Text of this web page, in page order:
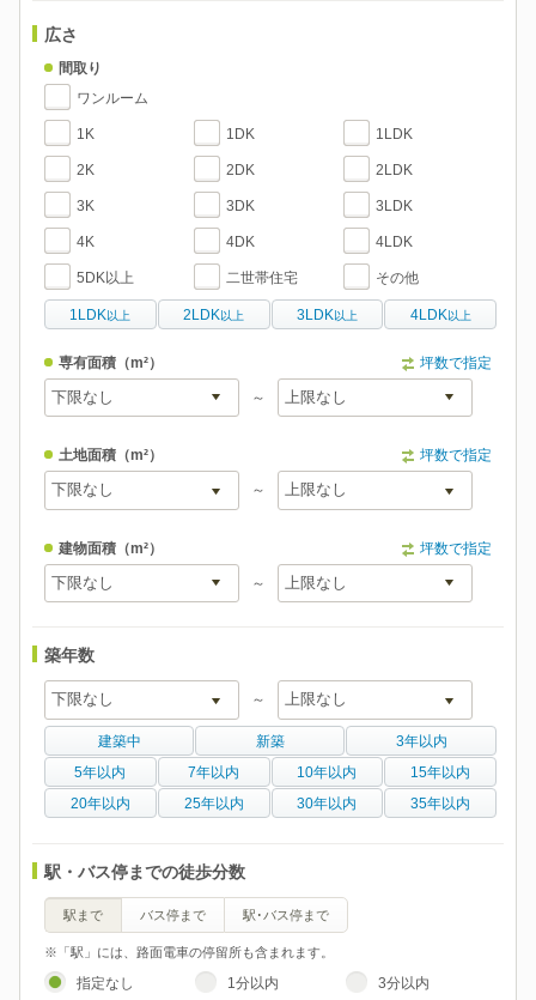
広さ
間取り
ワンルーム
1K 1DK 1LDK
2K 2DK 2LDK
3K 3DK 3LDK
4K 4DK 4LDK
5DK以上 二世帯住宅 その他
1LDK 以上 2LDK 以上 3LDK 以上 4LDK 以上
専有面積（m²） 坪数で指定
～
土地面積（m²） 坪数で指定
～
建物面積（m²） 坪数で指定
～
築年数
～
建築中 新築
3年以内
5年以内
7年以内 10年以内
15年以内
20年以内
25年以内 30年以内 35年以内
駅・バス停までの徒歩分数
駅まで バス停まで 駅･バス停まで
指定なし 1分以内 3分以内
※「駅」には、路面電車の停留所も含まれます。